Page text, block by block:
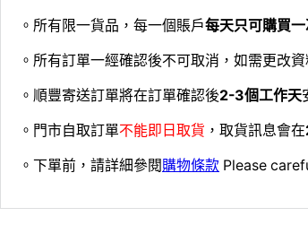
。所有限一貨品，每一個賬戶每天只可購買
。所有訂單一經確認後不可取消，如需更改
。順豐寄送訂單將在訂單確認後2-3個工作天
。門市自取訂單不能即日取貨 ，取貨訊息會在
。下單前，請詳細參閱購物條款 Please